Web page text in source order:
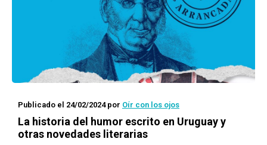
Publicado el 24/02/2024por Oír con los ojos
La historia del humor escrito en Uruguay y
otras novedades literarias